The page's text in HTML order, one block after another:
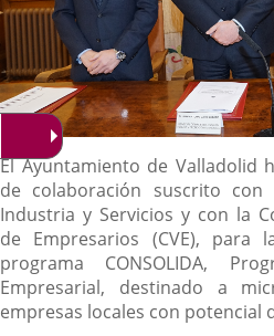
Descripción
El Ayuntamiento de Valladolid
de colaboración suscrito con
Industria y Servicios y con la
de Empresarios (CVE), para
programa CONSOLIDA,
Empresarial, destinado a
empresas locales con potencial